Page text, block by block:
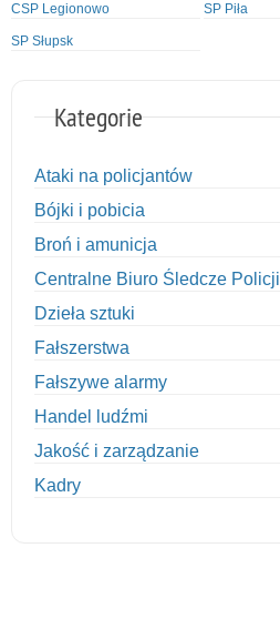
CSP Legionowo SP Piła
SP Słupsk
Kategorie
Ataki na policjantów
Bójki i pobicia
Broń i amunicja
Centralne Biuro Śledcze Policji
Dzieła sztuki
Fałszerstwa
Fałszywe alarmy
Handel ludźmi
Jakość i zarządzanie
Kadry